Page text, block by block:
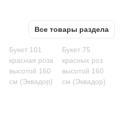
Все товары раздела
Букет 101
красная роза
высотой 160
см (Эквадор)
Букет 75
красных роз
высотой 160
см (Эквадор)